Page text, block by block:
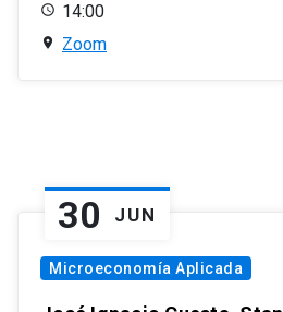
14:00
Zoom
30 JUN
Microeconomía Aplicada